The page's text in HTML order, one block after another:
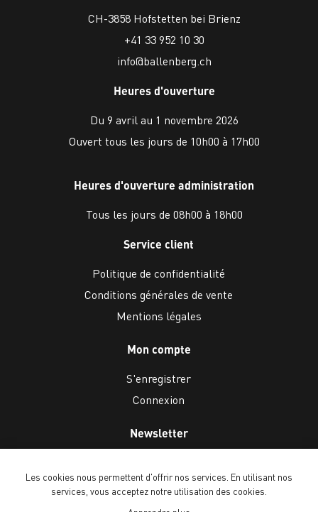
CH-3858 Hofstetten bei Brienz
+41 33 952 10 30
info@ballenberg.ch
Heures d'ouverture
Du 9 avril au 1 novembre 2026
Ouvert tous les jours de 10h00 à 17h00
Heures d'ouverture administration
Tous les jours de 08h00 à 18h00
Service client
Politique de confidentialité
Conditions générales de vente
Mentions légales
Mon compte
S'enregistrer
Connexion
Newsletter
Les cookies nous permettent d'offrir nos services. En utilisant nos
services, vous acceptez notre utilisation des cookies.